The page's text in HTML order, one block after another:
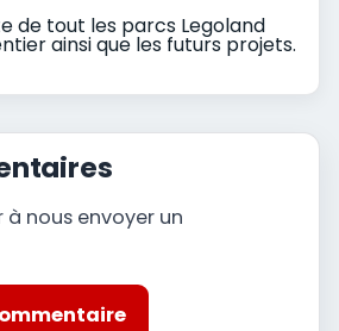
de tout les parcs Legoland
ainsi que les futurs projets.
à nous envoyer un